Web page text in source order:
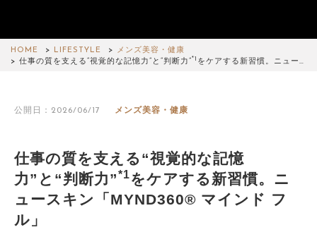
HOME LIFESTYLE
メンズ美容・健康
仕事の質を支える“視覚的な記憶力”と“判断力”*1 をケアする新習慣。ニュー…
公開日：2026/06/17 メンズ美容・健康
仕事の質を支える“視覚的な記憶
力”と“判断力”*1をケアする新習慣。ニ
ュースキン「MYND360® マインド フ
ル」